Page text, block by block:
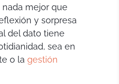
mejor que
y sorpresa
del dato tiene
sea en
o lagestión